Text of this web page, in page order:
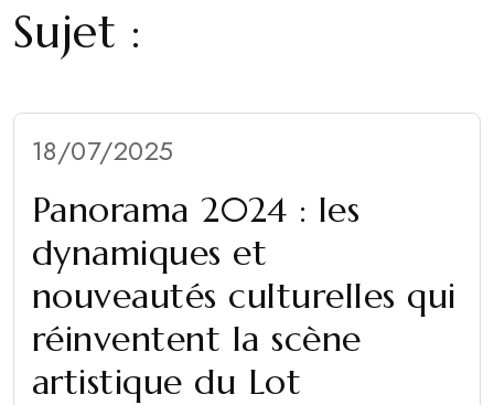
Sujet :
18/07/2025
Panorama 2024 : les
dynamiques et
nouveautés culturelles qui
réinventent la scène
artistique du Lot